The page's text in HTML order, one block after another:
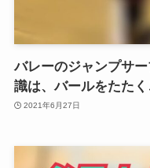
バレーのジャンプサ
識は、バールをたたく
2021年6月27日